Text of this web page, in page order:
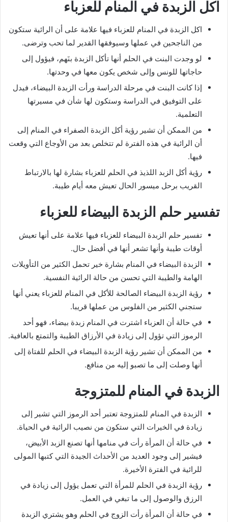
اكل الزبدة في المنام للعزباء
اكل الزبدة في المنام للعزباء فيها علامة على أن الرائية ستكون
من الناجحين في عملها وسيوفقها القدير لما تحب وترضى.
لو وجدت البنت في الحلم أنها تأكل الزبدة بنَهم، فيؤول إلى
حاجاتها للونس وإلى شخص يكون معها في وحدتها.
إذا كانت البنت في مرحلة الدراسة ورأت الزبدة البيضاء، فيدل
على التوفيق في الدراسة وستكون لها شأن في مسيرتها
التعلمية.
من الممكن أن تشير رؤية أكل الزبدة الصفراء في المنام إلى
أن الرائية في هذه الفترة لم تتخلص بعد من الأوجاع التي وقعت
فيها.
رؤية أكل الزبد اللذيذ في الحلم للعزباء بشارة لها بالارتباط
القريب برحل ميسور الحال تعيش معه أيام طيبة.
تفسير حلم الزبدة البيضاء للعزباء
تفسير حلم الزبدة البيضاء للعزباء فيها علامة على أنها تعيش
أوقات طيبة وأنها تشعر أنها في أفضل حال.
الزبدة البيضاء في المنام بشارة خير تحمل الكثير من التأويلات
الهامة والطيبة التي تحسن من حالة الرائية النفسية.
رؤية الزبدة البيضاء الصالحة للأكل في المنام للعزباء يعني أنها
ستجني الكثير من الفلوس من عملها قريبا.
في حالة أن العزباء اشترت في المنام زبدة بيضاء، فهو أحد
الرموز التي تؤول إلى زيادة في الأرزاق الطيبة والتمتع بالعافية.
من الممكن أن تشير رؤية الزبدة البيضاء في الحلم للفتاة إلى
أنها وصلت إلى ما تصبو إليه من منافع.
الزبدة في المنام للمتزوجة
الزبدة في المنام للمتزوجة تعتبر أحد الرموز التي تشير إلى
زيادة في الخيرات التي ستكون من نصيب الرائية في الحياة.
في حالة أن المرأة رأت في منامها أنها تصنع الزبد الأبيض،
فيشير إلى وجود العديد من الأحداث الجيدة التي كتبها المولى
للرائية في الفترة الأخيرة.
رؤية الزبدة في الحلم للمرأة التي تعمل يؤول إلى زيادة في
الرزق والوصول إلى ما تبغي في العمل.
في حالة أن المرأة رأت الزوج في الحلم وهو يشتري الزبدة